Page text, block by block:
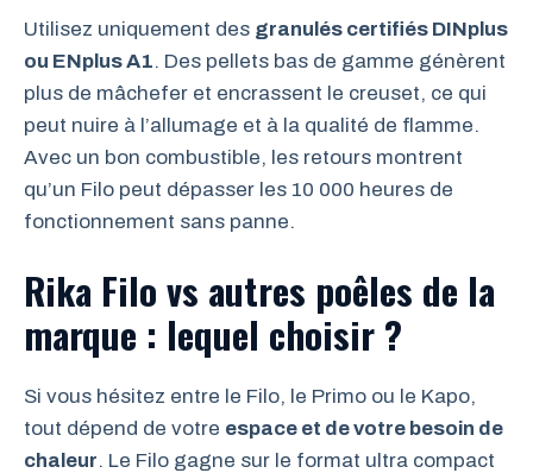
Utilisez uniquement des granulés certifiés DINplus
ou ENplus A1. Des pellets bas de gamme génèrent
plus de mâchefer et encrassent le creuset, ce qui
peut nuire à l’allumage et à la qualité de flamme.
Avec un bon combustible, les retours montrent
qu’un Filo peut dépasser les 10 000 heures de
fonctionnement sans panne.
Rika Filo vs autres poêles de la
marque : lequel choisir ?
Si vous hésitez entre le Filo, le Primo ou le Kapo,
tout dépend de votre espace et de votre besoin de
chaleur. Le Filo gagne sur le format ultra compact